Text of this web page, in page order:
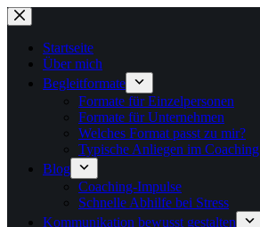
Zum
Inhalt
springenStartseite
Über mich
Begleitformate
Formate für Einzelpersonen
Formate für Unternehmen
Welches Format passt zu mir?
Typische Anliegen im Coaching
Blog
Coaching-Impulse
Schnelle Abhilfe bei Stress
Kommunikation bewusst gestalten